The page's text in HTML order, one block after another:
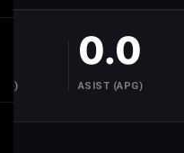
0.0
ASIST (APG)